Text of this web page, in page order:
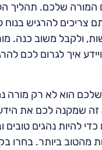
המורה שלכם. תהליך
צריכים להרגיש בנוח
ולקבל משוב כנה.
איך לגרום לכם
הוא לא רק מורה
שמקנה לכם את
להיות נהגים טובים
מהטוב ביותר. בחרו